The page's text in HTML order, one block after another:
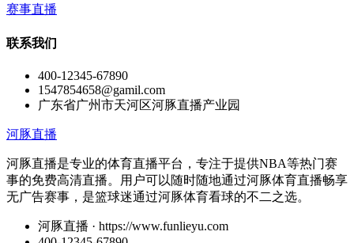
赛事直播
联系我们
400-12345-67890
1547854658@gamil.com
广东省广州市天河区河豚直播产业园
河豚直播
河豚直播是专业的体育直播平台，专注于提供NBA等热门赛
事的免费高清直播。用户可以随时随地通过河豚体育直播畅享
无广告赛事，是篮球迷通过河豚体育看球的不二之选。
河豚直播 · https://www.funlieyu.com